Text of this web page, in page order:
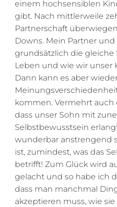
einem hochsensiblen
gibt. Nach mittlerweile
Partnerschaft
Downs. Mein Partner
grundsätzlich die gleiche
Leben und wie wir unser
Dann kann es aber
kommen. Vermehrt auch
dass unser Sohn mit
Selbstbewusstsein
wunderbar anstrengend
ist, zumindest, was das
betrifft! Zum Glück wird
gelacht und so habe ich
dass man manchmal
akzeptieren muss, wie